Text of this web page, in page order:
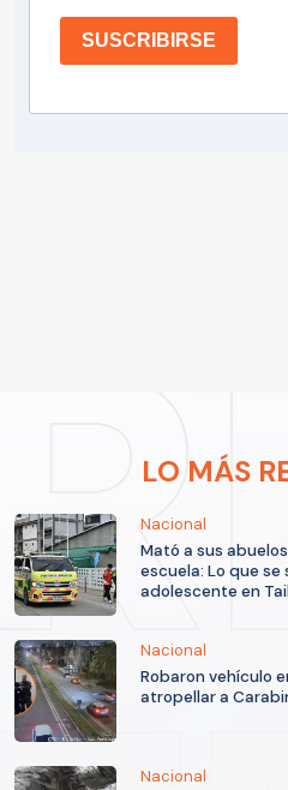
SUSCRIBIRSE
LO MÁS
Nacional
Mató a sus
escuela: Lo que
adolescente en
Nacional
Robaron vehículo
atropellar a
Nacional